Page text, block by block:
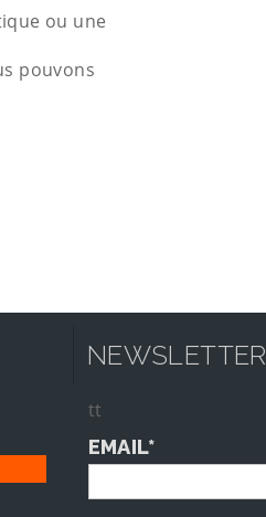
ou une
pouvons
NEWSLETTER
tt
EMAIL*